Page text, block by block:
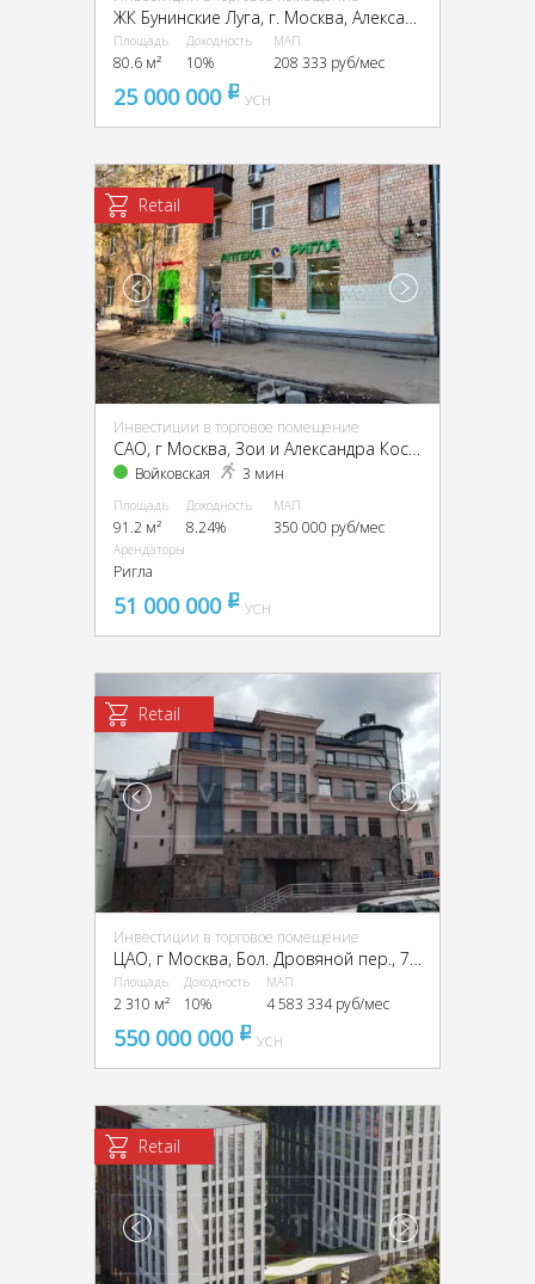
ЖК Бунинские Луга, г. Москва, Александры Монаховой ул., 91к1
Площадь
80.6 м²
Доходность
10%
МАП
208 333 руб/мес
25 000 000 pуб
УСН
Retail
Инвестиции в торговое помещение
CАО, г Москва, Зои и Александра Космодемьянских ул., 4, кор. 1
Войковская 3 мин
Площадь
91.2 м²
Доходность
8.24%
МАП
350 000 руб/мес
Арендаторы
Ригла
51 000 000 pуб
УСН
Retail
Инвестиции в торговое помещение
Площадь
2 310 м²
Доходность
10%
МАП
4 583 334 руб/мес
550 000 000 pуб
УСН
Retail